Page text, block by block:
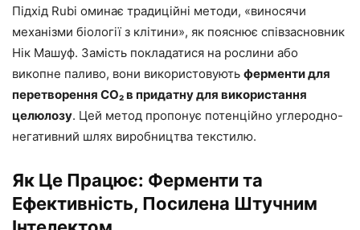
Підхід Rubi оминає традиційні методи, «виносячи
механізми біології з клітини», як пояснює співзасновник
Нік Машуф. Замість покладатися на рослини або
викопне паливо, вони використовують ферменти для
перетворення CO₂ в придатну для використання
целюлозу. Цей метод пропонує потенційно углеродно-
негативний шлях виробництва текстилю.
Як Це Працює: Ферменти та
Ефективність, Посилена Штучним